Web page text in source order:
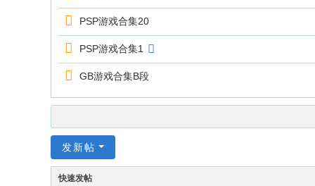
PSP游戏合集20
PSP游戏合集1
GB游戏合集B段
发新帖
快速发帖